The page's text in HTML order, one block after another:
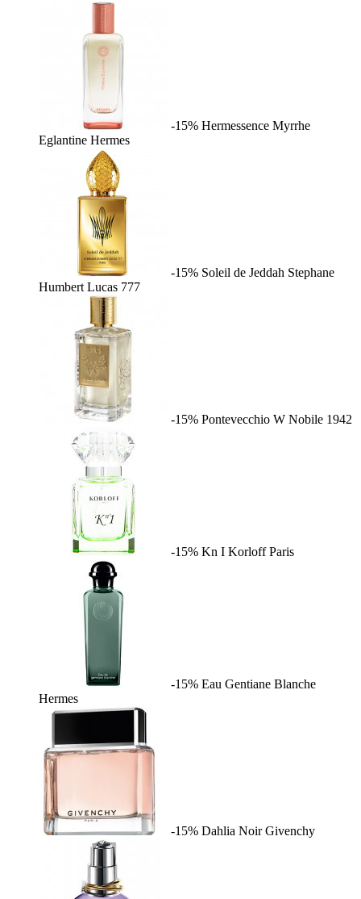
-15% Hermessence Myrrhe
Eglantine Hermes
-15% Soleil de Jeddah Stephane
Humbert Lucas 777
-15% Pontevecchio W Nobile 1942
-15% Kn I Korloff Paris
-15% Eau Gentiane Blanche
Hermes
-15% Dahlia Noir Givenchy